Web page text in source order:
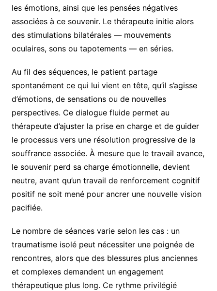
les émotions, ainsi que les pensées négatives
associées à ce souvenir. Le thérapeute initie alors
des stimulations bilatérales — mouvements
oculaires, sons ou tapotements — en séries.
Au fil des séquences, le patient partage
spontanément ce qui lui vient en tête, qu’il s’agisse
d’émotions, de sensations ou de nouvelles
perspectives. Ce dialogue fluide permet au
thérapeute d’ajuster la prise en charge et de guider
le processus vers une résolution progressive de la
souffrance associée. À mesure que le travail avance,
le souvenir perd sa charge émotionnelle, devient
neutre, avant qu’un travail de renforcement cognitif
positif ne soit mené pour ancrer une nouvelle vision
pacifiée.
Le nombre de séances varie selon les cas : un
traumatisme isolé peut nécessiter une poignée de
rencontres, alors que des blessures plus anciennes
et complexes demandent un engagement
thérapeutique plus long. Ce rythme privilégié